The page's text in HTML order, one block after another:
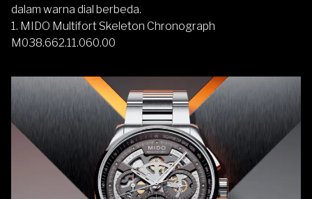
dalam warna dial berbeda.
1. MIDO Multifort Skeleton Chronograph
M038.662.11.060.00